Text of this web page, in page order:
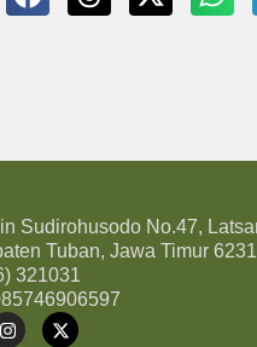
Sudirohusodo No.47,
Tuban, Jawa Timur
321031